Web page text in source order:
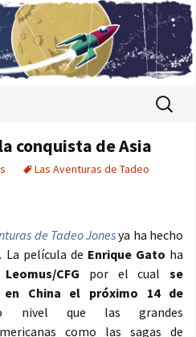
Buscar:
conquista de Asia
Las Aventuras de Tadeo
de Tadeo Jonesya ha hecho
película de Enrique Gato ha
Leomus/CFG por el cual se
en China el próximo 14 de
nivel que las grandes
como las sagas de